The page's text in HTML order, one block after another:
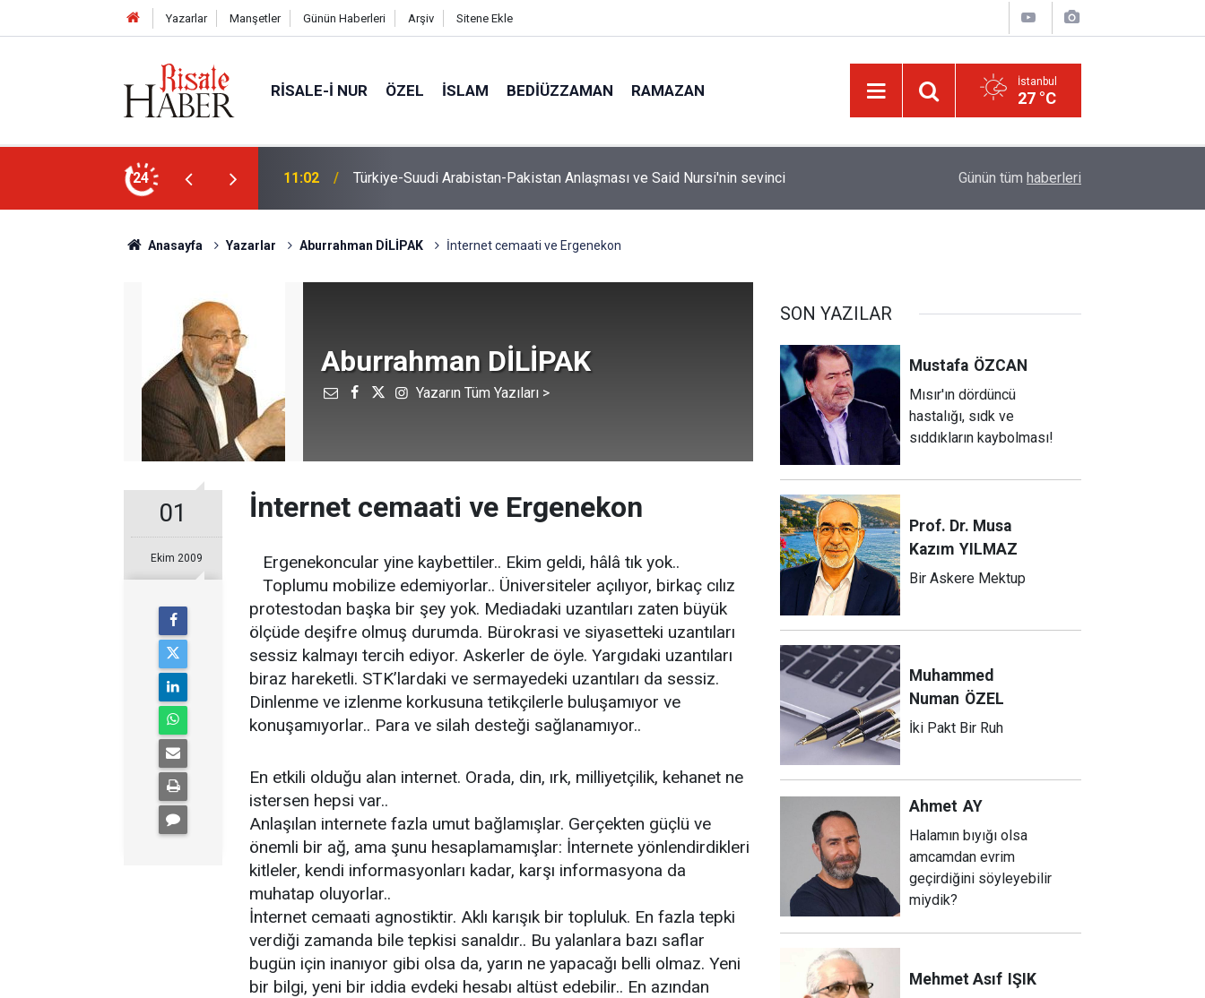
Yazarlar Manşetler Günün Haberleri Arşiv Sitene Ekle
RISALE-I NUR ÖZEL İSLAM BEDIÜZZAMAN RAMAZAN İstanbul
27 °C
24
Anlaşması ve Said Nursi'nin sevinci 10:22 İmamdan, hutbe sırasında telefonla oynayan cemaate tepki: Aşağı ineceğim! Güneş'ten 30 kat büyük dev bir yıldızın ölümü
Günün tüm haberleri
Anasayfa Yazarlar Aburrahman DİLİPAK İnternet cemaati ve Ergenekon
Aburrahman DİLİPAK
Yazarın Tüm Yazıları >
01
Ekim 2009
İnternet cemaati ve Ergenekon
Ergenekoncular yine kaybettiler.. Ekim geldi, hâlâ tık yok..
Toplumu mobilize edemiyorlar.. Üniversiteler açılıyor, birkaç cılız
protestodan başka bir şey yok. Mediadaki uzantıları zaten büyük
ölçüde deşifre olmuş durumda. Bürokrasi ve siyasetteki uzantıları
sessiz kalmayı tercih ediyor. Askerler de öyle. Yargıdaki uzantıları
biraz hareketli. STK’lardaki ve sermayedeki uzantıları da sessiz.
Dinlenme ve izlenme korkusuna tetikçilerle buluşamıyor ve
konuşamıyorlar.. Para ve silah desteği sağlanamıyor..
En etkili olduğu alan internet. Orada, din, ırk, milliyetçilik, kehanet ne
istersen hepsi var..
Anlaşılan internete fazla umut bağlamışlar. Gerçekten güçlü ve
önemli bir ağ, ama şunu hesaplamamışlar: İnternete yönlendirdikleri
kitleler, kendi informasyonları kadar, karşı informasyona da
muhatap oluyorlar..
İnternet cemaati agnostiktir. Aklı karışık bir topluluk. En fazla tepki
verdiği zamanda bile tepkisi sanaldır.. Bu yalanlara bazı saflar
bugün için inanıyor gibi olsa da, yarın ne yapacağı belli olmaz. Yeni
bir bilgi, yeni bir iddia evdeki hesabı altüst edebilir.. En azından
SON YAZILAR
Mustafa ÖZCAN
Mısır'ın dördüncü
hastalığı, sıdk ve
sıddıkların kaybolması!
Prof. Dr. Musa
Kazım YILMAZ
Bir Askere Mektup
Muhammed
Numan ÖZEL
İki Pakt Bir Ruh
Ahmet AY
Halamın bıyığı olsa
amcamdan evrim
geçirdiğini söyleyebilir
miydik?
Mehmet Asıf IŞIK